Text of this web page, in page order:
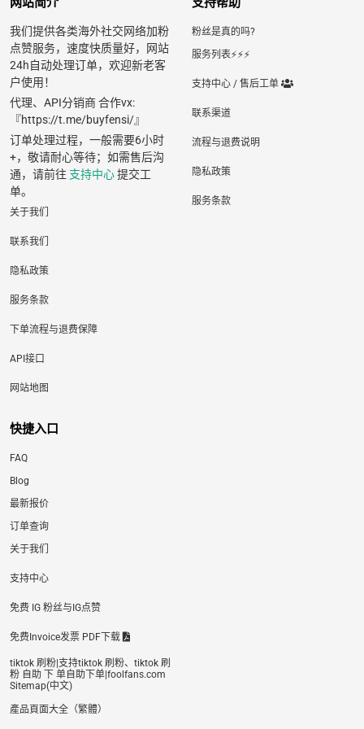
我们提供各类海外社交网络加粉
点赞服务，速度快质量好，网站
24h自动处理订单，欢迎新老客
户使用！
代理、API分销商 合作vx:
『https://t.me/buyfensi/』
订单处理过程，一般需要6小时
+，敬请耐心等待；如需售后沟
通，请前往 支持中心提交工
单。
关于我们
联系我们
隐私政策
服务条款
下单流程与退费保障
API接口
网站地图
粉丝是真的吗?
服务列表⚡️⚡️⚡️
支持中心 / 售后工单
联系渠道
流程与退费说明
隐私政策
服务条款
快捷入口
FAQ
Blog
最新报价
订单查询
关于我们
支持中心
免费 IG 粉丝与IG点赞
免费Invoice发票 PDF下载
tiktok 刷粉|支持tiktok 刷粉、tiktok 刷
粉 自助 下 单自助下单|foolfans.com
Sitemap(中文)
產品頁面大全（繁體）